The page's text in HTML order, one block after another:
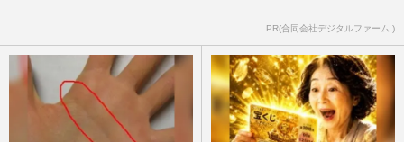
PR(合同会社デジタルファーム )